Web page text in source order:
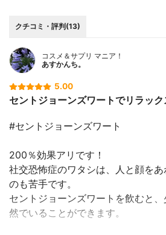
クチコミ・評判(13)
コスメ＆サプリ マニア！
あすかんち。
5.00
セントジョーンズワートでリラック
#セントジョーンズワート
200％効果アリです！
社交恐怖症のワタシは、人と顔を
のも苦手です。
セントジョーンズワートを飲むと
然でいることができます。